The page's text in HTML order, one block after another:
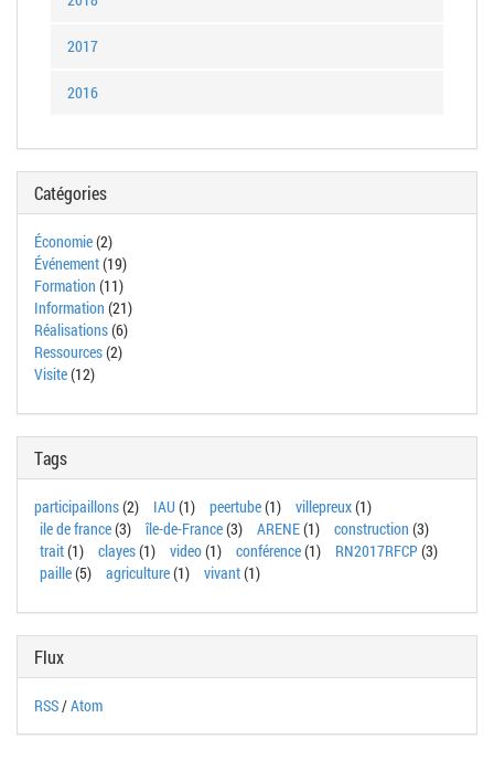
2017
2016
Catégories
Économie(2)
Événement(19)
Formation (11)
Information (21)
Réalisations(6)
Ressources(2)
Visite(12)
Tags
participaillons(2) IAU(1) peertube(1) villepreux(1)
ile de france(3) île-de-France(3) ARENE(1) construction (3)
trait(1) clayes(1) video(1) conférence(1) RN2017RFCP(3)
paille(5) agriculture(1) vivant(1)
Flux
RSS/Atom